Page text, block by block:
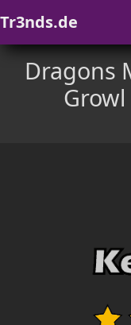
Tr3nds.de
Dragons